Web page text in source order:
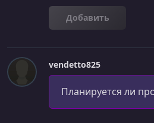
Добавить
vendetto825
Планируется ли